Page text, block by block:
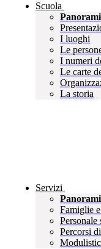
Scuola
I luoghi
Le
I numeri
Le carte
La storia
Servizi
Famiglie
Personale
Percorsi